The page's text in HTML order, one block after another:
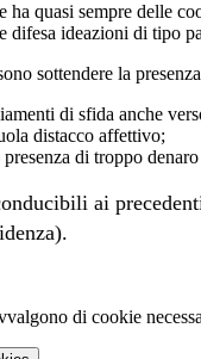
quasi sempre delle
difesa ideazioni di tipo
sottendere la
di sfida anche
distacco affettivo;
di troppo
ai
di cookie